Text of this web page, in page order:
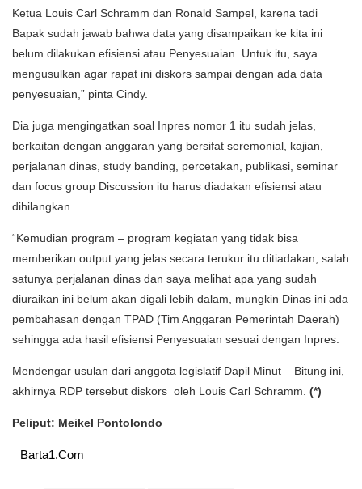
Ketua Louis Carl Schramm dan Ronald Sampel, karena tadi
Bapak sudah jawab bahwa data yang disampaikan ke kita ini
belum dilakukan efisiensi atau Penyesuaian. Untuk itu, saya
mengusulkan agar rapat ini diskors sampai dengan ada data
penyesuaian,” pinta Cindy.
Dia juga mengingatkan soal Inpres nomor 1 itu sudah jelas,
berkaitan dengan anggaran yang bersifat seremonial, kajian,
perjalanan dinas, study banding, percetakan, publikasi, seminar
dan focus group Discussion itu harus diadakan efisiensi atau
dihilangkan.
“Kemudian program – program kegiatan yang tidak bisa
memberikan output yang jelas secara terukur itu ditiadakan, salah
satunya perjalanan dinas dan saya melihat apa yang sudah
diuraikan ini belum akan digali lebih dalam, mungkin Dinas ini ada
pembahasan dengan TPAD (Tim Anggaran Pemerintah Daerah)
sehingga ada hasil efisiensi Penyesuaian sesuai dengan Inpres.
Mendengar usulan dari anggota legislatif Dapil Minut – Bitung ini,
akhirnya RDP tersebut diskors oleh Louis Carl Schramm. (*)
Peliput: Meikel Pontolondo
Barta1.Com